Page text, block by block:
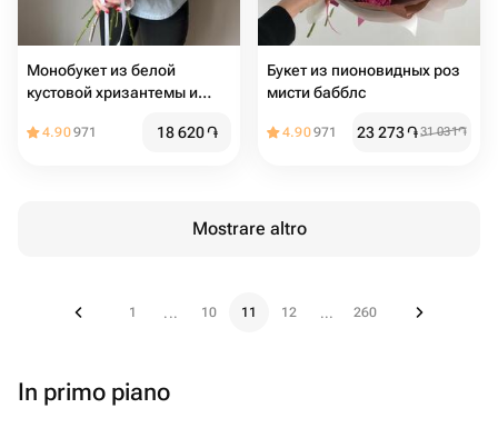
Монобукет из белой
кустовой хризантемы и
4.90971 18 620֏
Букет из пионовидных роз
мисти бабблс
4.90971 23 273֏31 031֏
Mostrare altro
1 ... 10 11 12 ... 260
In primo piano